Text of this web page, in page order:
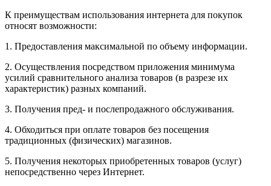
К преимуществам использования интернета для покупок
относят возможности:
1. Предоставления максимальной по объему информации.
2. Осуществления посредством приложения минимума
усилий сравнительного анализа товаров (в разрезе их
характеристик) разных компаний.
3. Получения пред- и послепродажного обслуживания.
4. Обходиться при оплате товаров без посещения
традиционных (физических) магазинов.
5. Получения некоторых приобретенных товаров (услуг)
непосредственно через Интернет.